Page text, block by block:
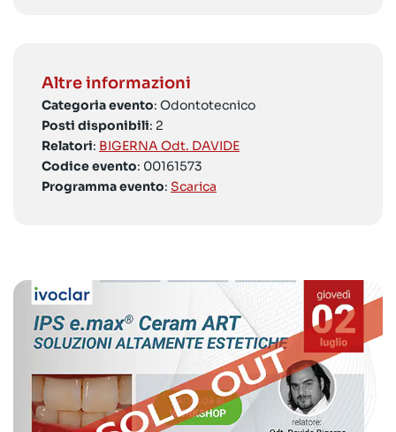
Altre informazioni
Categoria evento: Odontotecnico
Posti disponibili: 2
Relatori: BIGERNA Odt. DAVIDE
Codice evento: 00161573
Programma evento: Scarica